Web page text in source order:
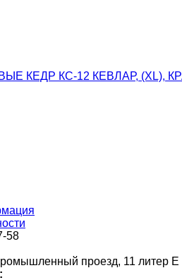
КЕДР КС-12 КЕВЛАР, (XL),
58
проезд, 11 литер Е